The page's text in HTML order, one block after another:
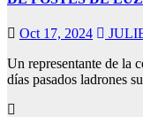
Oct 17, 2024
Un representante de la
días pasados ladrones